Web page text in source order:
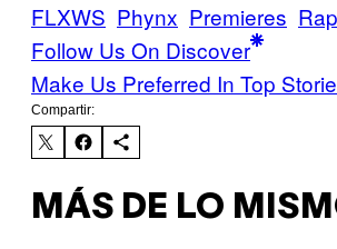
FLXWS Phynx Premieres Rap
Follow Us On Discover
Make Us Preferred In Top
Compartir:
MÁS DE LO